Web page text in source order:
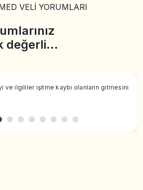
VELİ YORUMLARI
değerli…
ve ilgililer işitme kaybı olanların gitmesini